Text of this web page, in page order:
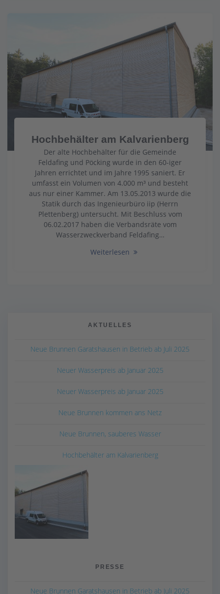
Hochbehälter am Kalvarienberg
Der alte Hochbehälter für die Gemeinde
Feldafing und Pöcking wurde in den 60-iger
Jahren errichtet und im Jahre 1995 saniert. Er
umfasst ein Volumen von 4.000 m³ und besteht
aus nur einer Kammer. Am 13.05.2013 wurde die
Statik durch das Ingenieurbüro iip (Herrn
Plettenberg) untersucht. Mit Beschluss vom
06.02.2017 haben die Verbandsräte vom
Wasserzweckverband Feldafing…
Weiterlesen
AKTUELLES
Neue Brunnen Garatshausen in Betrieb ab Juli 2025
Neuer Wasserpreis ab Januar 2025
Neuer Wasserpreis ab Januar 2025
Neue Brunnen kommen ans Netz
Neue Brunnen, sauberes Wasser
Hochbehälter am Kalvarienberg
PRESSE
Neue Brunnen Garatshausen in Betrieb ab Juli 2025